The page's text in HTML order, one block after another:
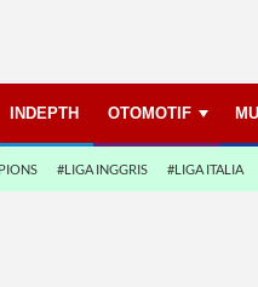
INDEPTH OTOMOTIF
#LIGA INGGRIS #LIGA ITALIA